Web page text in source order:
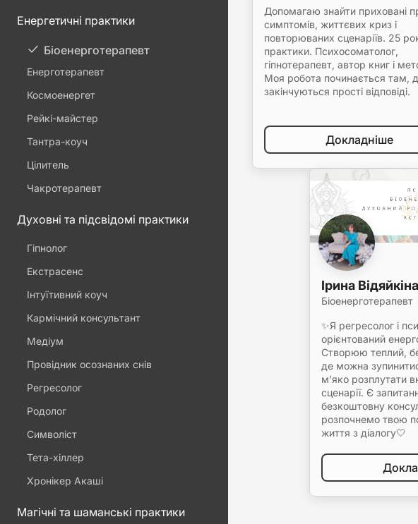
Допомагаю знайти приховані
симптомів, життєвих криз і
повторюваних сценаріїв. 25
практики. Психосоматолог,
гіпнотерапевт, автор книг і
Моя робота починається там,
закінчуються прості відповіді.
Докладніше
Ірина Відяйкіна
Біоенерготерапевт
✨Я регресолог і
орієнтований
Створюю теплий,
де можна
м’яко розплутати
сценарії. Є
безкоштовну
розпочнемо твою
життя з діалогу🤍
Енергетичні практики
Біоенерготерапевт
Енерготерапевт
Космоенергет
Рейкі-майстер
Тантра-коуч
Цілитель
Чакротерапевт
Духовні та підсвідомі практики
Гіпнолог
Екстрасенс
Інтуїтивний коуч
Кармічний консультант
Медіум
Провідник осознаних снів
Регресолог
Родолог
Символіст
Тета-хіллер
Хронікер Акаші
Магічні та шаманські практики